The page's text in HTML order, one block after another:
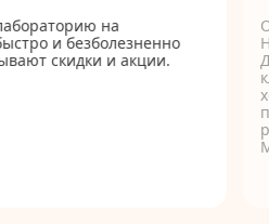
на
и безболезненно
скидки и акции.